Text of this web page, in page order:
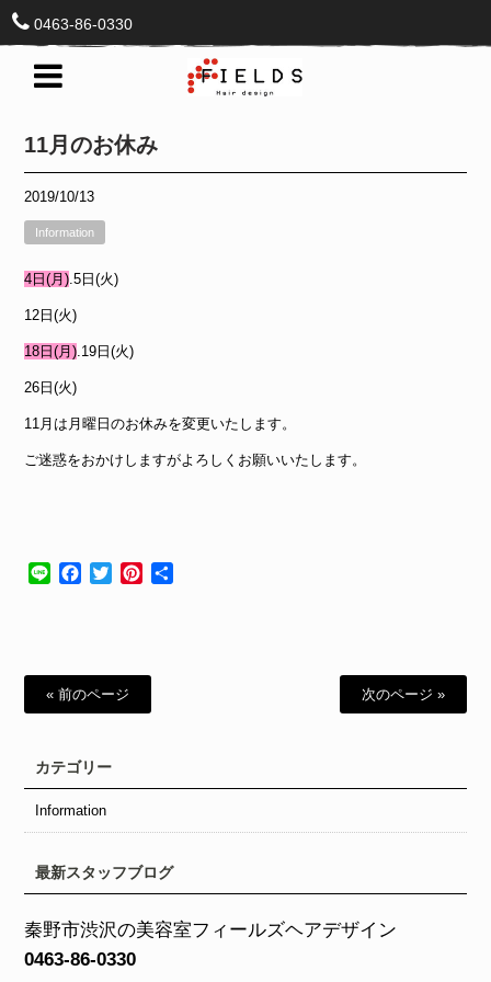
0463-86-0330
11月のお休み
2019/10/13
Information
4日(月).5日(火)
12日(火)
18日(月).19日(火)
26日(火)
11月は月曜日のお休みを変更いたします。
ご迷惑をおかけしますがよろしくお願いいたします。
Line Facebook
TwitterPinterest
« 前のページ 次のページ »
カテゴリー
Information
最新スタッフブログ
秦野市渋沢の美容室フィールズヘアデザイン
0463-86-0330